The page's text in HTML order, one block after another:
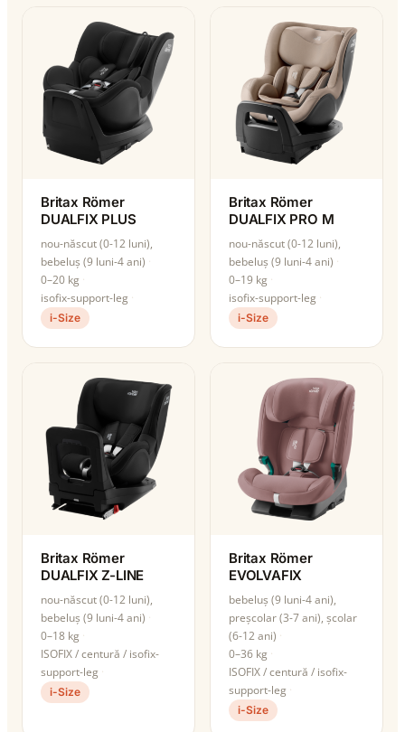
Britax Römer
DUALFIX PLUS
nou-născut (0-12 luni),
bebeluș (9 luni-4 ani)
0–20 kg
isofix-support-leg
i-Size
Britax Römer
DUALFIX PRO M
nou-născut (0-12 luni),
bebeluș (9 luni-4 ani)
0–19 kg
isofix-support-leg
i-Size
Britax Römer
DUALFIX Z-LINE
nou-născut (0-12 luni),
bebeluș (9 luni-4 ani)
0–18 kg
ISOFIX / centură / isofix-
support-leg
i-Size
Britax Römer
EVOLVAFIX
bebeluș (9 luni-4 ani),
preșcolar (3-7 ani), școlar
(6-12 ani)
0–36 kg
ISOFIX / centură / isofix-
support-leg
i-Size